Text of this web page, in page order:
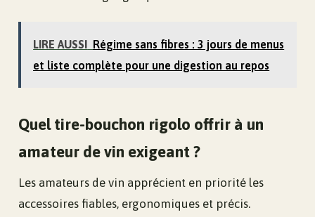
LIRE AUSSI Régime sans fibres : 3 jours de menus
et liste complète pour une digestion au repos
Quel tire-bouchon rigolo offrir à un
amateur de vin exigeant ?
Les amateurs de vin apprécient en priorité les
accessoires fiables, ergonomiques et précis.